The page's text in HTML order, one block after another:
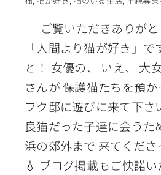
ご覧いただきありがと
「人間より猫が好き」
と！ 女優の、 いえ、 大
さんが 保護猫たちを預
フク邸に遊びに来て下
良猫だった子達に会うた
浜の郊外まで 来てくだ
💧 ブログ掲載もご快諾